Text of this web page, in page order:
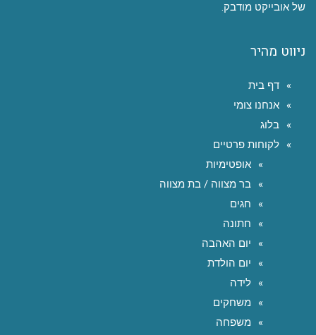
של אובייקט מודבק.
ניווט מהיר
דף בית
אנחנו צומי
בלוג
לקוחות פרטיים
אופטימיות
בר מצווה / בת מצווה
חגים
חתונה
יום האהבה
יום הולדת
לידה
משחקים
משפחה